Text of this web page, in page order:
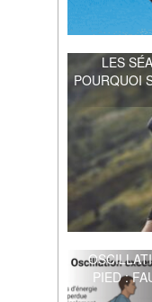
LES
POURQUOI
PIED :